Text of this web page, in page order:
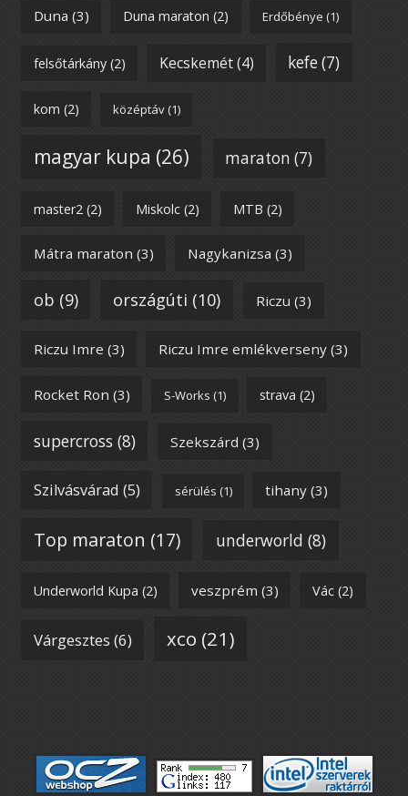
Duna (3) Duna maraton (2) Erdőbénye (1)
felsőtárkány(2) Kecskemét(4) kefe(7)
kom (2) középtáv(1)
magyar kupa (26) maraton (7)
master2(2) Miskolc(2) MTB (2)
Mátra maraton (3) Nagykanizsa (3)
ob (9) országúti (10) Riczu (3)
Riczu Imre (3) Riczu Imre emlékverseny(3)
Rocket Ron (3) S-Works (1) strava (2)
supercross (8) Szekszárd (3)
Szilvásvárad (5) sérülés (1) tihany (3)
Top maraton (17) underworld (8)
Underworld Kupa (2) veszprém (3) Vác (2)
Várgesztes (6) xco (21)